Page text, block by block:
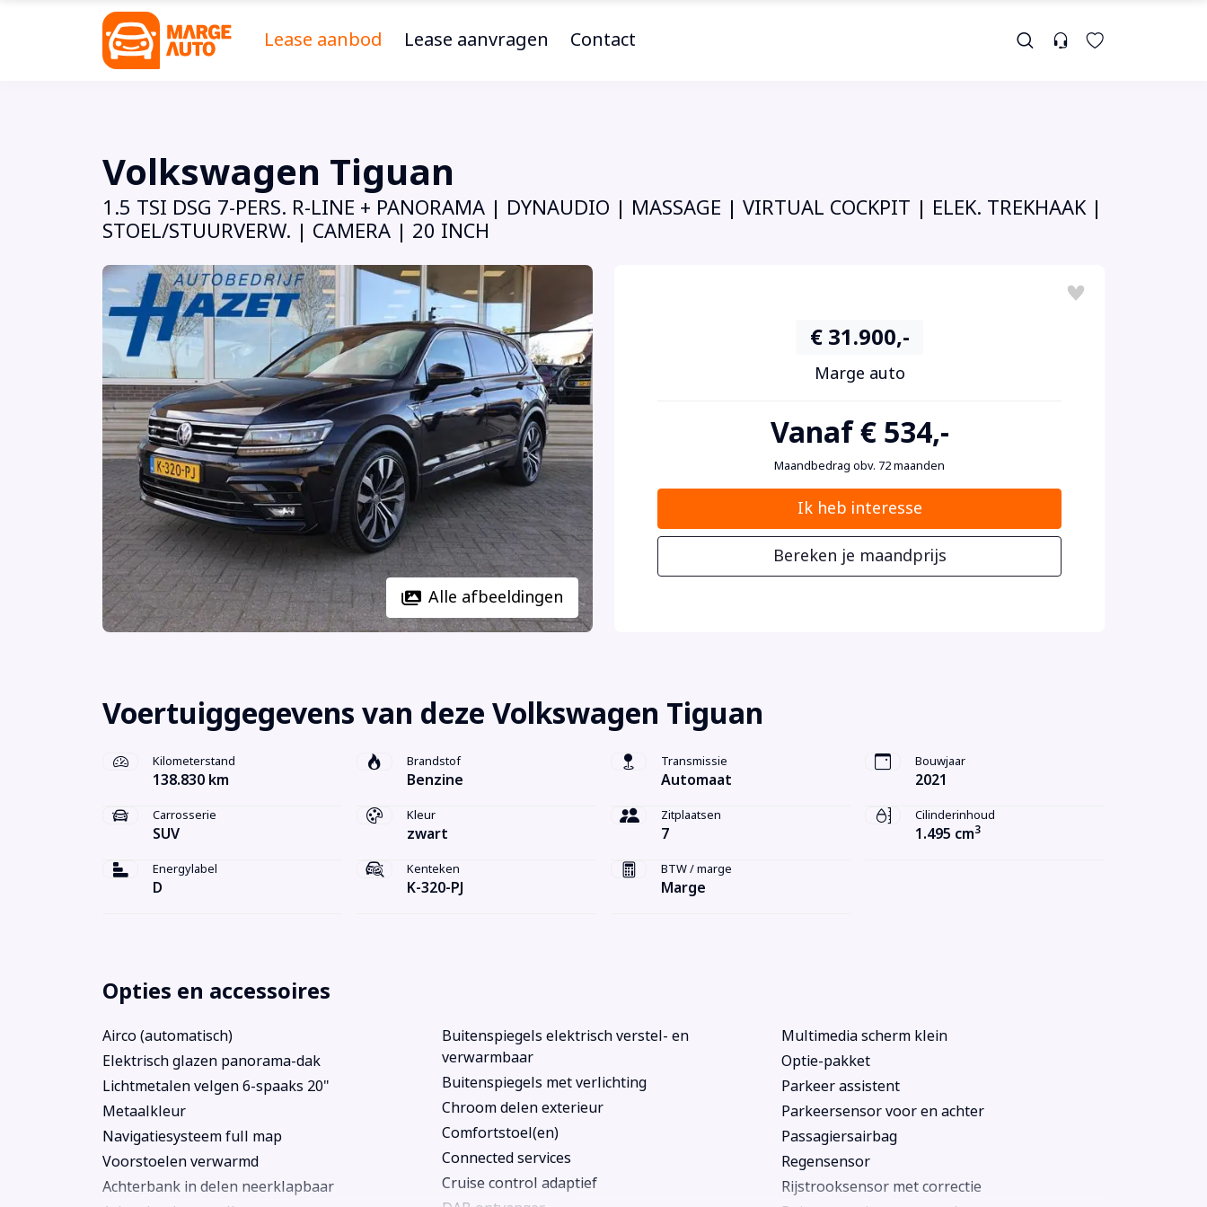
Lease aanbod Lease aanvragen Contact
Volkswagen Tiguan
1.5 TSI DSG 7-PERS. R-LINE + PANORAMA | DYNAUDIO | MASSAGE | VIRTUAL COCKPIT | ELEK. TREKHAAK |
STOEL/STUURVERW. | CAMERA | 20 INCH
Alle afbeeldingen
€ 31.900,-
Marge auto
Vanaf € 534,-
Maandbedrag obv. 72 maanden
Ik heb interesse
Bereken je maandprijs
Voertuiggegevens van deze Volkswagen Tiguan
Kilometerstand
138.830 km
Brandstof
Benzine
Transmissie
Automaat
Bouwjaar
2021
Carrosserie
SUV
Kleur
zwart
Zitplaatsen
7
Cilinderinhoud
1.495 cm3
Energylabel
D
Kenteken
K-320-PJ
BTW / marge
Marge
Opties en accessoires
Airco (automatisch)
Elektrisch glazen panorama-dak
Lichtmetalen velgen 6-spaaks 20"
Metaalkleur
Navigatiesysteem full map
Voorstoelen verwarmd
Achterbank in delen neerklapbaar
Buitenspiegels elektrisch verstel- en
verwarmbaar
Buitenspiegels met verlichting
Chroom delen exterieur
Comfortstoel(en)
Connected services
Cruise control adaptief
Multimedia scherm klein
Optie-pakket
Parkeer assistent
Parkeersensor voor en achter
Passagiersairbag
Regensensor
Rijstrooksensor met correctie